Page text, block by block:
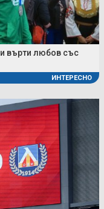
върти любов със
ИНТЕРЕСНО